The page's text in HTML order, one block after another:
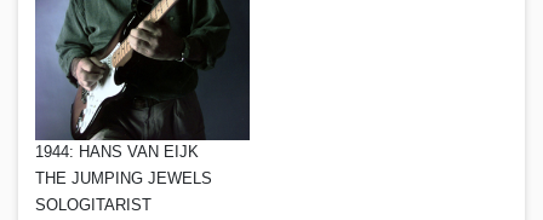
1944: HANS VAN EIJK
THE JUMPING JEWELS
SOLOGITARIST